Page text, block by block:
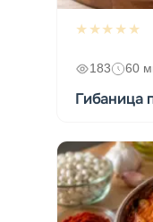
★★★★★
183 60
Гибаница